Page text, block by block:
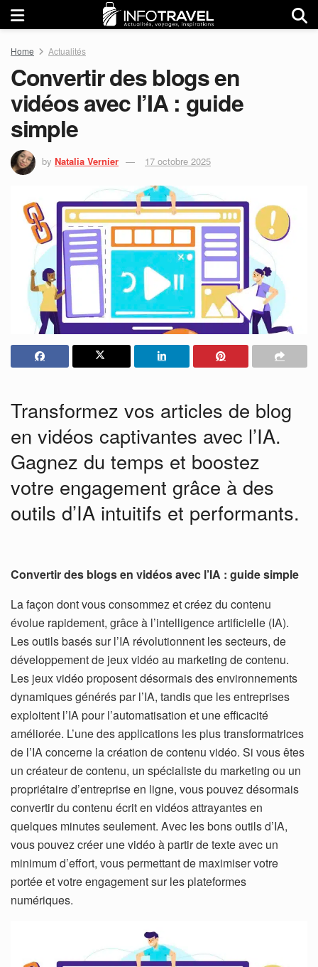
Home Actualités
Convertir des blogs en
vidéos avec l’IA : guide
simple
by Natalia Vernier 17 octobre 2025
Transformez vos articles de blog
en vidéos captivantes avec l’IA.
Gagnez du temps et boostez
votre engagement grâce à des
outils d’IA intuitifs et performants.
Convertir des blogs en vidéos avec l’IA : guide simple
La façon dont vous consommez et créez du contenu
évolue rapidement, grâce à l’intelligence artificielle (IA).
Les outils basés sur l’IA révolutionnent les secteurs, de
développement de jeux vidéo au marketing de contenu.
Les jeux vidéo proposent désormais des environnements
dynamiques générés par l’IA, tandis que les entreprises
exploitent l’IA pour l’automatisation et une efficacité
améliorée. L’une des applications les plus transformatrices
de l’IA concerne la création de contenu vidéo. Si vous êtes
un créateur de contenu, un spécialiste du marketing ou un
propriétaire d’entreprise en ligne, vous pouvez désormais
convertir du contenu écrit en vidéos attrayantes en
quelques minutes seulement. Avec les bons outils d’IA,
vous pouvez créer une vidéo à partir de texte avec un
minimum d’effort, vous permettant de maximiser votre
portée et votre engagement sur les plateformes
numériques.